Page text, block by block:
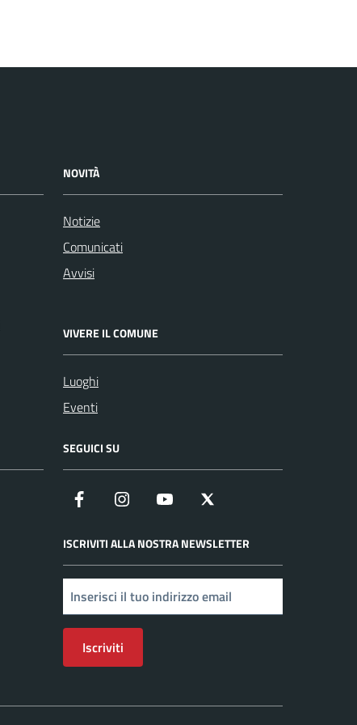
NOVITÀ
Notizie
Comunicati
Avvisi
VIVERE IL COMUNE
Luoghi
Eventi
SEGUICI SU
Facebook Instagram YouTube
ISCRIVITI ALLA NOSTRA NEWSLETTER